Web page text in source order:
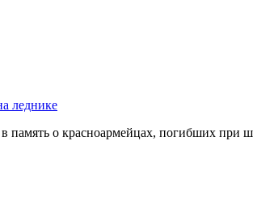
леднике
память о красноармейцах, погибших при